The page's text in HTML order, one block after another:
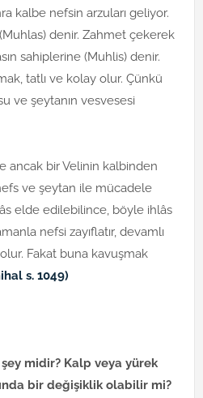
kalbe nefsin arzuları geliyor.
denir. Zahmet çekerek
sahiplerine (Muhlis) denir.
tatlı ve kolay olur. Çünkü
ve şeytanın vesvesesi
ancak bir Velinin kalbinden
ve şeytan ile mücadele
elde edilebilince, böyle ihlâs
nefsi zayıflatır, devamlı
Fakat buna kavuşmak
s. 1049)
midir? Kalp veya yürek
bir değişiklik olabilir mi?